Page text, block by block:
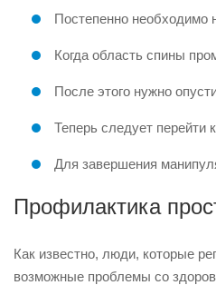
Постепенно необходимо
Когда область спины
После этого нужно
Теперь следует
Для завершения
Профилактика
Как известно, люди, которые
возможные проблемы со